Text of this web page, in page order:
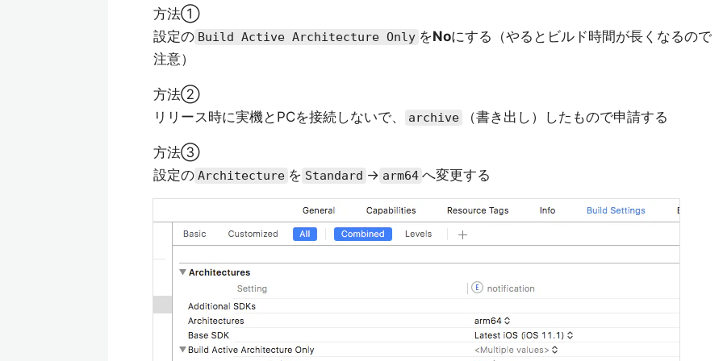
方法①
設定の Build Active Architecture Only をNoにする（やるとビルド時間が長くなるので
注意）
方法②
リリース時に実機とPCを接続しないで、
archive （書き出し）したもので申請する
方法③
設定の Architecture を Standard → arm64 へ変更する